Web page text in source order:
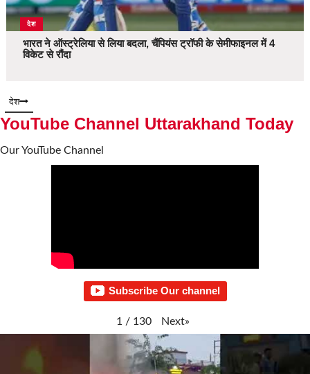
देश
भारत ने ऑस्ट्रेलिया से लिया बदला, चैंपियंस ट्रॉफी के सेमीफाइनल में 4
विकेट से रौंदा
देश
YouTube Channel Uttarakhand Today
Our YouTube Channel
Subscribe Our channel
1 / 130 Next»